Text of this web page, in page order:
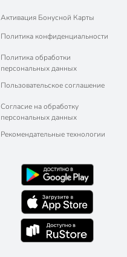
Активация Бонусной Карты
Политика конфиденциальности
Политика обработки
персональных данных
Пользовательское соглашение
Согласие на обработку
персональных данных
Рекомендательные технологии